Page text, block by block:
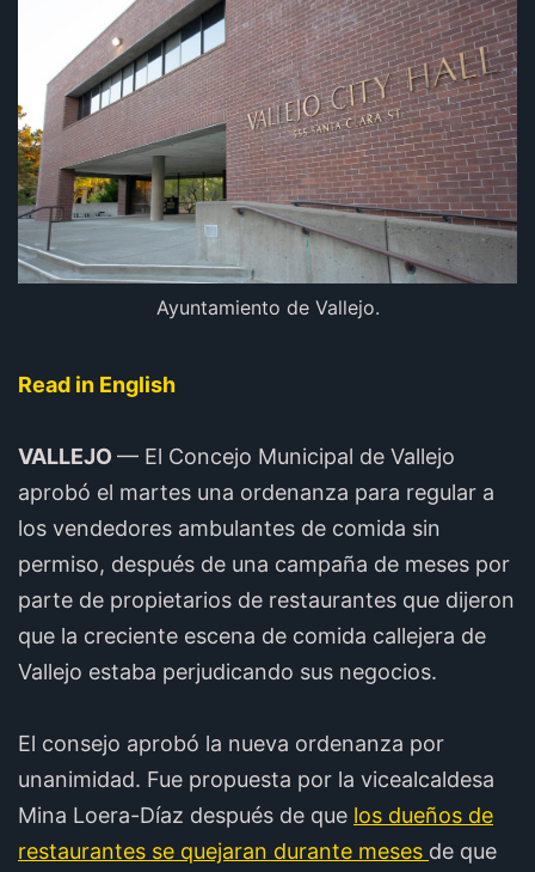
Ayuntamiento de Vallejo.
Read in English
VALLEJO — El Concejo Municipal de Vallejo
aprobó el martes una ordenanza para regular a
los vendedores ambulantes de comida sin
permiso, después de una campaña de meses por
parte de propietarios de restaurantes que dijeron
que la creciente escena de comida callejera de
Vallejo estaba perjudicando sus negocios.
El consejo aprobó la nueva ordenanza por
unanimidad. Fue propuesta por la vicealcaldesa
Mina Loera-Díaz después de que los dueños de
restaurantes se quejaran durante meses de que